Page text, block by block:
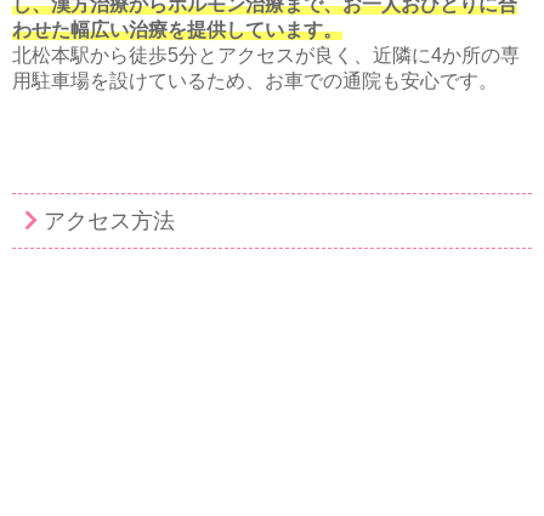
し、漢方治療からホルモン治療まで、お一人おひとりに合
わせた幅広い治療を提供しています。
北松本駅から徒歩5分とアクセスが良く、近隣に4か所の専
用駐車場を設けているため、お車での通院も安心です。
アクセス方法